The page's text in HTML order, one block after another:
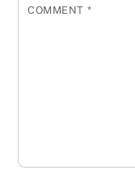
COMMENT *